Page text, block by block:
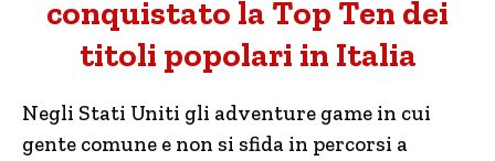
conquistato la Top Ten dei
titoli popolari in Italia
Negli Stati Uniti gli adventure game in cui
gente comune e non si sfida in percorsi a